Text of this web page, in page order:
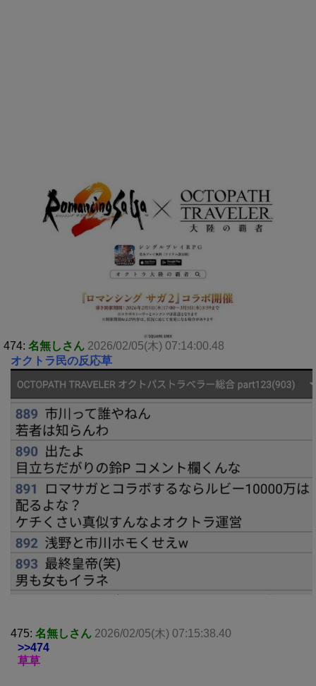
474: 名無しさん 2026/02/05(木) 07:14:00.48
オクトラ民の反応草
475: 名無しさん 2026/02/05(木) 07:15:38.40
>>474
草草